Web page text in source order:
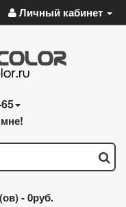
Личный кабинет
-0руб.